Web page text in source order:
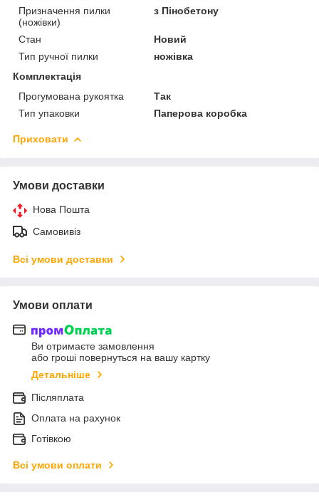
Призначення пилки
(ножівки)
з Пінобетону
Стан
Новий
Тип ручної пилки
ножівка
Комплектація
Прогумована рукоятка
Так
Тип упаковки
Паперова коробка
Приховати
Умови доставки
Нова Пошта
Самовивіз
Всі умови доставки
Умови оплати
Ви отримаєте замовлення
або гроші повернуться на вашу картку
Детальніше
Післяплата
Оплата на рахунок
Готівкою
Всі умови оплати